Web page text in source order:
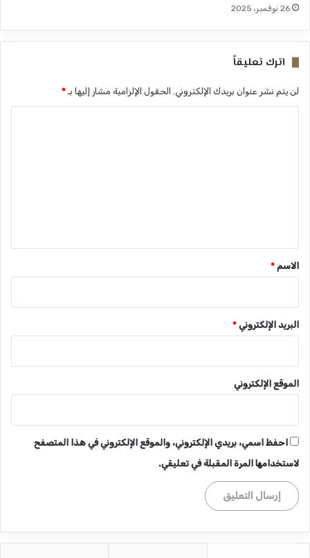
26 نوفمبر، 2025
اترك تعليقاً
لن يتم نشر عنوان بريدك الإلكتروني. الحقول الإلزامية مشار إليها بـ *
*
الاسم *
البريد الإلكتروني *
الموقع الإلكتروني
احفظ اسمي، بريدي الإلكتروني، والموقع الإلكتروني في هذا المتصفح
لاستخدامها المرة المقبلة في تعليقي.